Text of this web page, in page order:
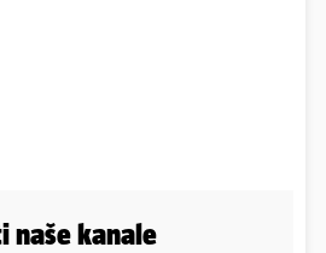
naše kanale